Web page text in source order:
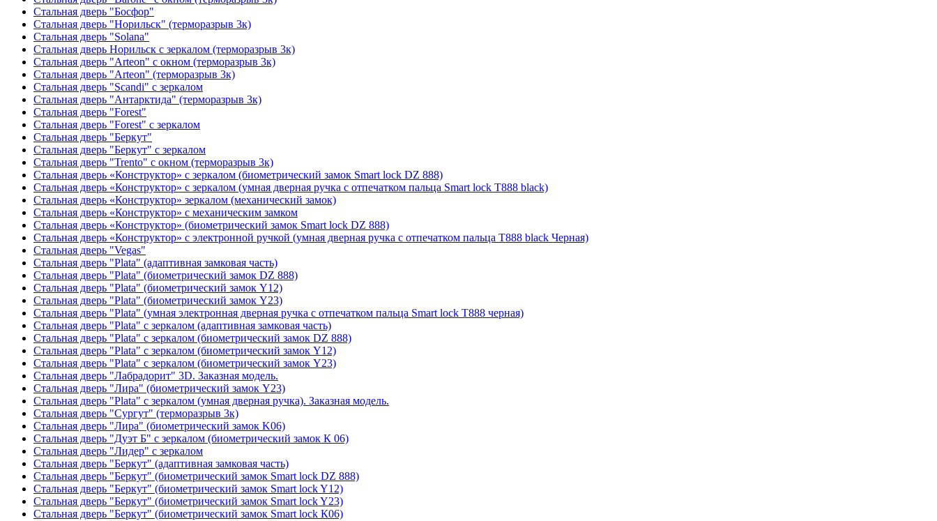
Стальная дверь "Босфор"
Стальная дверь "Норильск" (терморазрыв 3к)
Стальная дверь "Solana"
Стальная дверь Норильск с зеркалом (терморазрыв 3к)
Стальная дверь "Arteon" с окном (терморазрыв 3к)
Стальная дверь "Arteon" (терморазрыв 3к)
Стальная дверь "Scandi" с зеркалом
Стальная дверь "Антарктида" (терморазрыв 3к)
Стальная дверь "Forest"
Стальная дверь "Forest" с зеркалом
Стальная дверь "Беркут"
Стальная дверь "Беркут" с зеркалом
Стальная дверь "Trento" с окном (терморазрыв 3к)
Стальная дверь «Конструктор» с зеркалом (биометрический замок Smart lock DZ 888)
Стальная дверь «Конструктор» с зеркалом (умная дверная ручка с отпечатком пальца Smart lock T888 black)
Стальная дверь «Конструктор» зеркалом (механический замок)
Стальная дверь «Конструктор» с механическим замком
Стальная дверь «Конструктор» (биометрический замок Smart lock DZ 888)
Стальная дверь «Конструктор» с электронной ручкой (умная дверная ручка с отпечатком пальца T888 black Черная)
Стальная дверь "Vegas"
Стальная дверь "Plata" (адаптивная замковая часть)
Стальная дверь "Plata" (биометрический замок DZ 888)
Стальная дверь "Plata" (биометрический замок Y12)
Стальная дверь "Plata" (биометрический замок Y23)
Стальная дверь "Plata" (умная электронная дверная ручка с отпечатком пальца Smart lock T888 черная)
Стальная дверь "Plata" с зеркалом (адаптивная замковая часть)
Стальная дверь "Plata" с зеркалом (биометрический замок DZ 888)
Стальная дверь "Plata" с зеркалом (биометрический замок Y12)
Стальная дверь "Plata" с зеркалом (биометрический замок Y23)
Стальная дверь "Лабрадорит" 3D. Заказная модель.
Стальная дверь "Лира" (биометрический замок Y23)
Стальная дверь "Plata" с зеркалом (умная дверная ручка). Заказная модель.
Стальная дверь "Сургут" (терморазрыв 3к)
Стальная дверь "Лира" (биометрический замок K06)
Стальная дверь "Дуэт Б" с зеркалом (биометрический замок К 06)
Стальная дверь "Лидер" с зеркалом
Стальная дверь "Беркут" (адаптивная замковая часть)
Стальная дверь "Беркут" (биометрический замок Smart lock DZ 888)
Стальная дверь "Беркут" (биометрический замок Smart lock Y12)
Стальная дверь "Беркут" (биометрический замок Smart lock Y23)
Стальная дверь "Беркут" (биометрический замок Smart lock К06)